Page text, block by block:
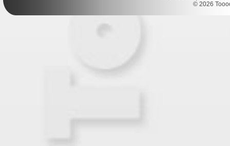
© 2026